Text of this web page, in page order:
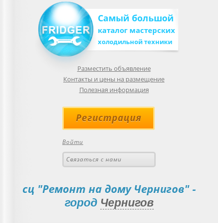
Самый большой
каталог мастерских
холодильной техники
Разместить объявление
Контакты и цены на размещение
Полезная информация
Регистрация
Войти
Связаться с нами
сц "Ремонт на дому Чернигов"-
город Чернигов